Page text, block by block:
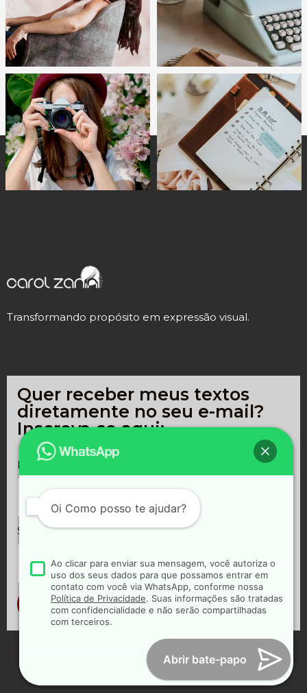
Transformando propósito em expressão visual.
Quer receber meus textos
diretamente no seu e-mail?
Inscreva-se aqui:
E-MAIL
SOBRENOME
ASSINAR
Oi Como posso te ajudar?
Ao clicar para enviar sua mensagem, você autoriza o
uso dos seus dados para que possamos entrar em
contato com você via WhatsApp, conforme nossa
Política de Privacidade. Suas informações são tratadas
com confidencialidade e não serão compartilhadas
com terceiros.
Abrir bate-papo